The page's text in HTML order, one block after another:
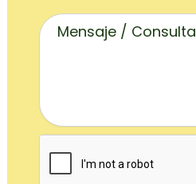
Mensaje / Consulta